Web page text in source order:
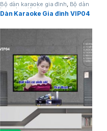
Bộ dàn karaoke gia đình, Bộ dàn
karaoke siêu hot
Dàn Karaoke Gia đình VIP04